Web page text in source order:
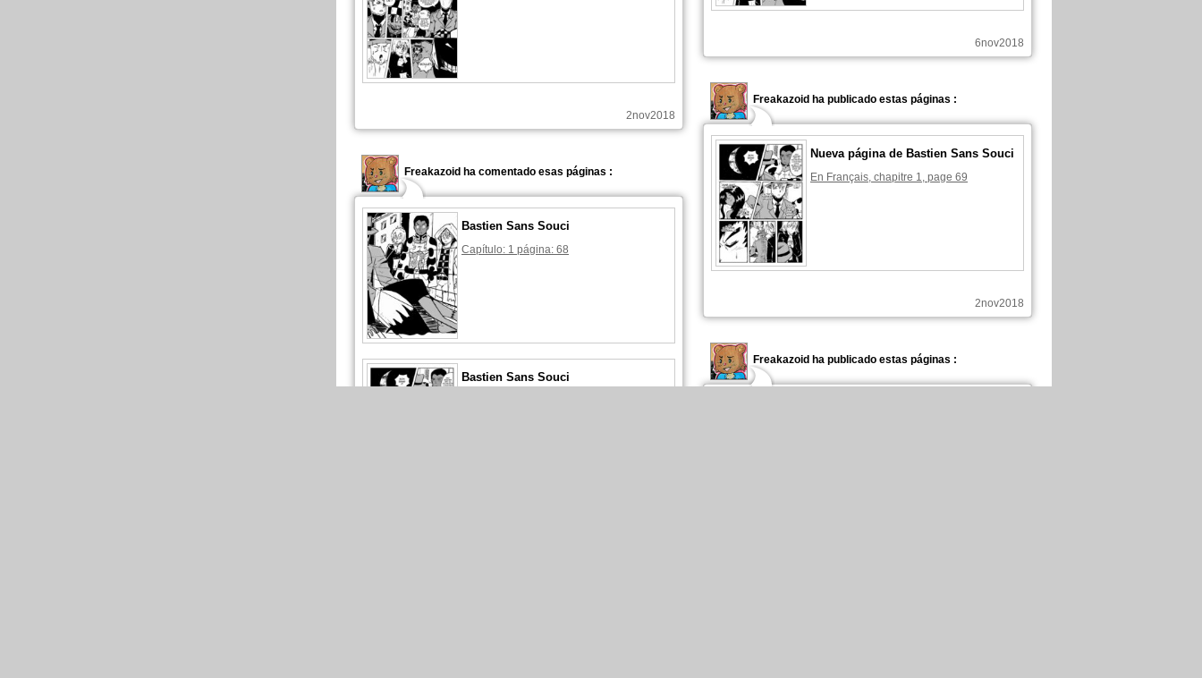
6nov2018
2nov2018
Freakazoid ha publicado estas páginas :
Nueva página de Bastien Sans Souci
En Français, chapitre 1, page 69
2nov2018
Freakazoid ha comentado esas páginas :
Bastien Sans Souci
Capítulo: 1 página: 68
Bastien Sans Souci
Freakazoid ha publicado estas páginas :